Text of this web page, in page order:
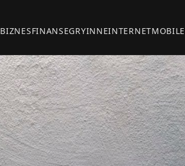
BIZNESFINANSEGRYINNEINTERNETMOBILE